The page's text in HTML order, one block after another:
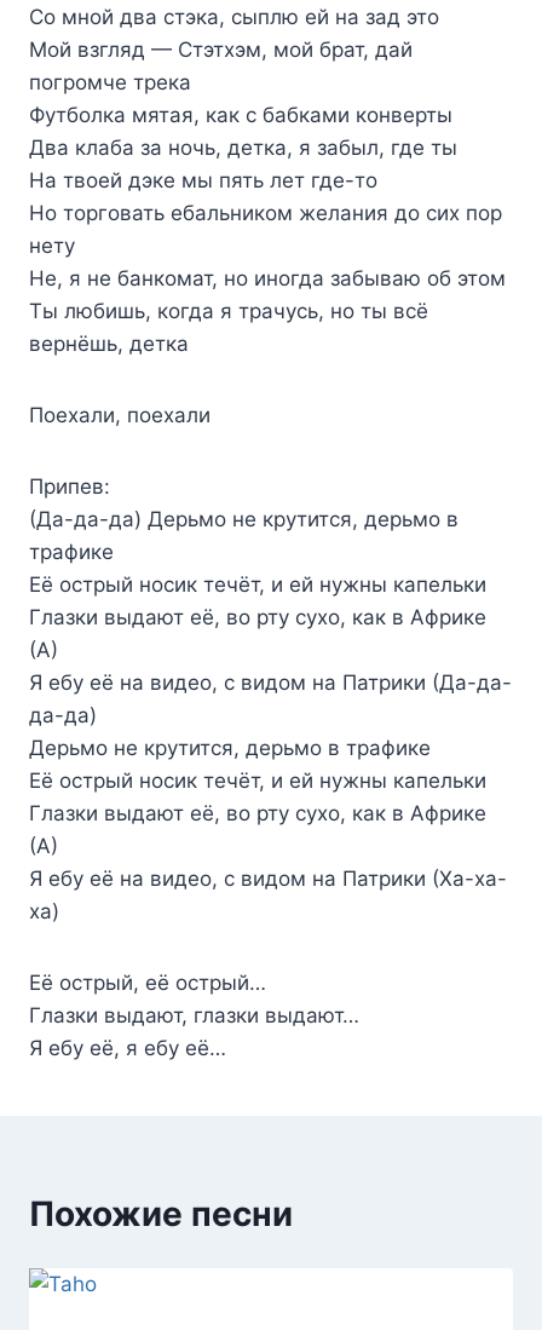
Со мной два стэка, сыплю ей на зад это
Мой взгляд — Стэтхэм, мой брат, дай
погромче трека
Футболка мятая, как с бабками конверты
Два клаба за ночь, детка, я забыл, где ты
На твоей дэке мы пять лет где-то
Но торговать ебальником желания до сих пор
нету
Не, я не банкомат, но иногда забываю об этом
Ты любишь, когда я трачусь, но ты всё
вернёшь, детка
Поехали, поехали
Припев:
(Да-да-да) Дерьмо не крутится, дерьмо в
трафике
Её острый носик течёт, и ей нужны капельки
Глазки выдают её, во рту сухо, как в Африке
(А)
Я ебу её на видео, с видом на Патрики (Да-да-
да-да)
Дерьмо не крутится, дерьмо в трафике
Её острый носик течёт, и ей нужны капельки
Глазки выдают её, во рту сухо, как в Африке
(А)
Я ебу её на видео, с видом на Патрики (Ха-ха-
ха)
Её острый, её острый…
Глазки выдают, глазки выдают…
Я ебу её, я ебу её…
Похожие песни